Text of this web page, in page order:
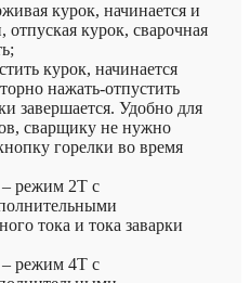
курок, начинается и
отпуская курок, сварочная
курок, начинается
нажать-отпустить
завершается. Удобно для
сварщику не нужно
горелки во время
режим 2T c
тока и тока заварки
режим 4T c